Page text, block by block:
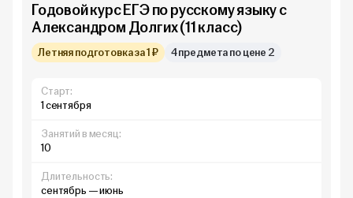
Годовой курс ЕГЭ по русскому языку с
Александром Долгих (11 класс)
Летняя подготовка за 1 ₽ 4 предмета по цене 2
Старт:
1 сентября
Занятий в месяц:
10
Длительность:
сентябрь — июнь